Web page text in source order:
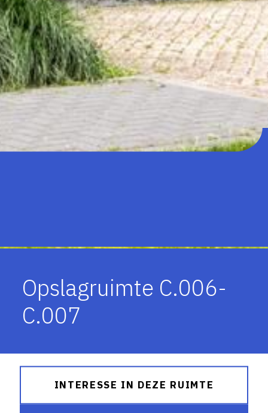
Opslagruimte C.006-
C.007
INTERESSE IN DEZE RUIMTE